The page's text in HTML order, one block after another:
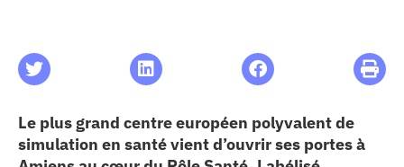
& patrimoine
Le plus grand centre européen polyvalent de
simulation en santé vient d’ouvrir ses portes à